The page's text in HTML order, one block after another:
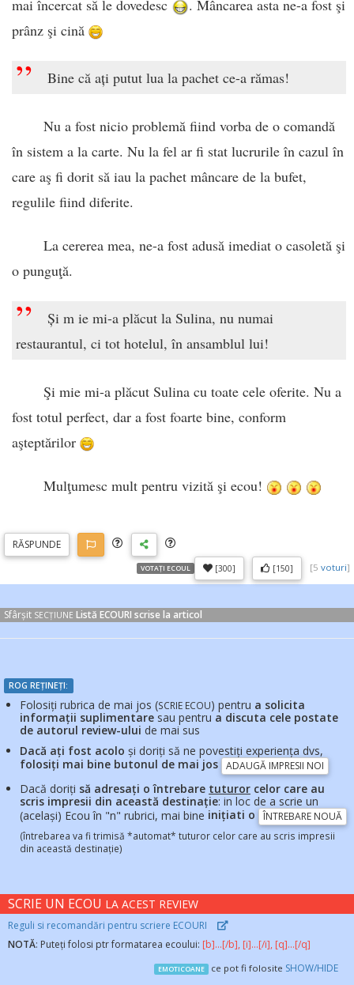
mai încercat să le dovedesc
. Mâncarea asta ne-a fost şi
prânz şi cină
” Bine că ați putut lua la pachet ce-a rămas!
Nu a fost nicio problemă fiind vorba de o comandă
în sistem a la carte. Nu la fel ar fi stat lucrurile în cazul în
care aş fi dorit să iau la pachet mâncare de la bufet,
regulile fiind diferite.
La cererea mea, ne-a fost adusă imediat o casoletă şi
o punguţă.
”
Și m ie mi-a plăcut la Sulina, nu numai
restaurantul, ci tot hotelul, în ansamblul lui!
Şi mie mi-a plăcut Sulina cu toate cele oferite. Nu a
fost totul perfect, dar a fost foarte bine, conform
aşteptărilor
Mulţumesc mult pentru vizită şi ecou!
RĂSPUNDE
VOTAȚI ECOUL [300] [150] [5 voturi]
Sfârșit SECȚIUNE Listă ECOURI scrise la articol
ROG REȚINEȚI:
Folosiți rubrica de mai jos (SCRIE ECOU) pentru a solicita
informații suplimentare sau pentru a discuta cele postate
de autorul review-ului de mai sus
Dacă ați fost acolo și doriți să ne povestiți experiența dvs,
folosiți mai bine butonul de mai jos ADAUGĂ IMPRESII NOI
Dacă doriți să adresați o întrebare tuturor celor care au
scris impresii din această destinație: in loc de a scrie un
(același) Ecou în "n" rubrici, mai bine inițiati o ÎNTREBARE NOUĂ
(întrebarea va fi trimisă *automat* tuturor celor care au scris impresii
din această destinație)
SCRIE UN ECOU LA ACEST REVIEW
Reguli si recomandări pentru scriere ECOURI
NOTĂ: Puteți folosi ptr formatarea ecoului: [b]...[/b], [i]...[/i], [q]...[/q]
EMOTICOANE ce pot fi folosite SHOW/HIDE